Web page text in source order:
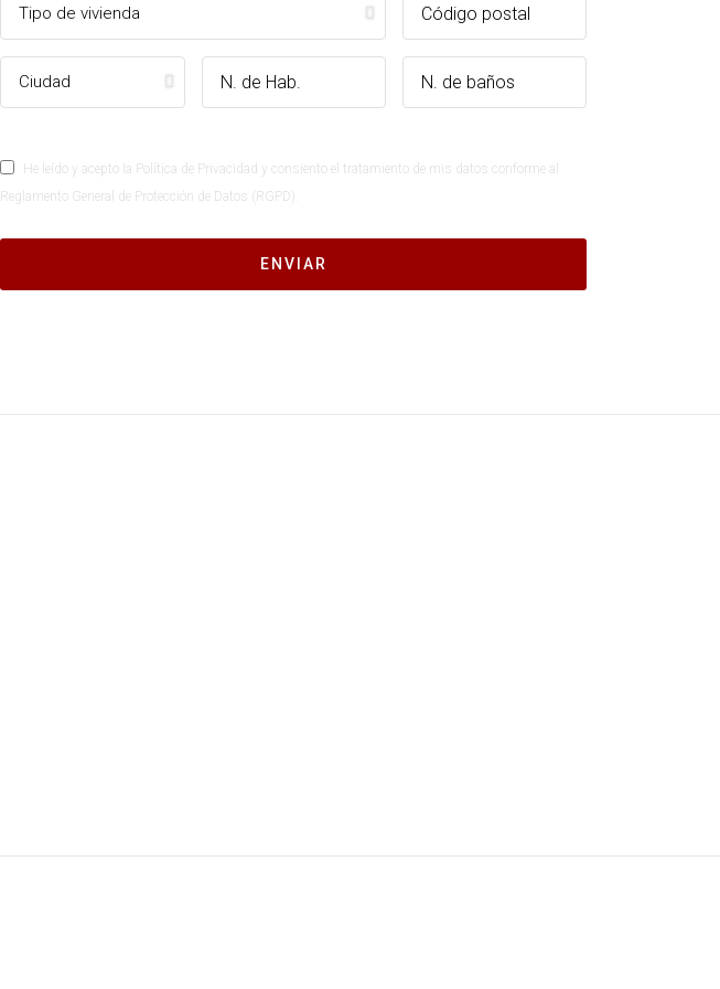
He leído y acepto la Política de Privacidad y consiento el tratamiento de mis datos conforme al
Reglamento General de Protección de Datos (RGPD).
ENVIAR